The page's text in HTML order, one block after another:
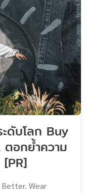
น แค่เราได้ยินเสียง
วอิคคิวซังไม่ได้เป็น
ในประวัติศาสตร์อีก
เณรน้อยเจ้าปัญญา
ละไปบวชอยู่ที่วัดอง
กวี ศิลปะ รวมถึง
นที่เคยดูการ์ตูนญี่ปุ่น
มาธิ นอกจากดูสนุก
ตูนญี่ปุ่น เรื่อง นินจา
Fujiko คนเดียวกับ
จากนินจาตระกูลฮัต
บใช้โชกุนโทะกุงะ
คนอิจิ นักเรียนมัธยม
งมีผลการเรียนที่
ดับโลก Buy
อกย้ำความ
Wear